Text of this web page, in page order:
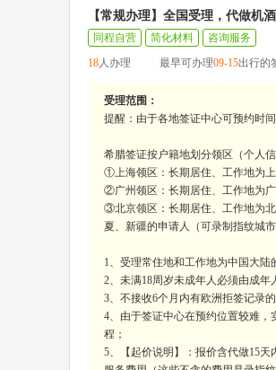
【常规办理】全国受理，代做机
同程自营
简化材料
咨询服务
18人办理 最早可办理09-15出行的
受理范围：
提醒：由于各地签证中心可预约时
希腊签证按户籍地划分领区（个人
①上海领区：长期居住、工作地为
②广州领区：长期居住、工作地为
③北京领区：长期居住、工作地为
夏、新疆的申请人（可录制指纹城
1、受理常住地和工作地为中国大陆
2、未满18周岁未成年人必须由成年
3、不接收6个月内有欧洲拒签记录的
4、由于签证中心在预约位置较难
程；
5、【起价说明】：报价含代做15